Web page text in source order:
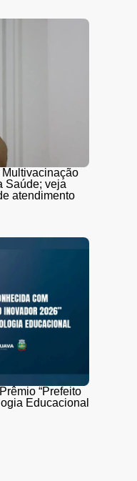
Saúde; veja
atendimento
“Prefeito
Educacional